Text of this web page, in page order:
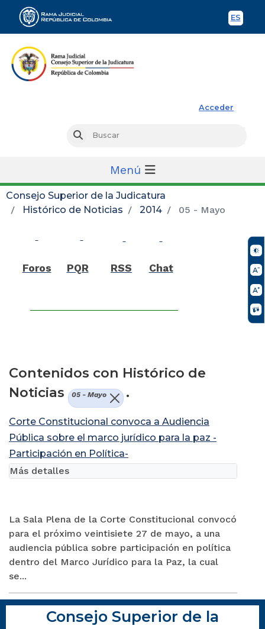
ES
Acceder
Buscar
Menú
Consejo Superior de la Judicatura
Histórico de Noticias
2014 05 - Mayo
Foros PQR RSS Chat
Contenidos con Histórico de
Noticias
05 - Mayo .
Corte Constitucional convoca a Audiencia
Pública sobre el marco jurídico para la paz -
Participación en Política-
La Sala Plena de la Corte Constitucional convocó
para el próximo veintisiete 27 de mayo, a una
audiencia pública sobre participación en política
dentro del Marco Jurídico para la Paz, la cual
se...
Más detalles
Consejo Superior de la